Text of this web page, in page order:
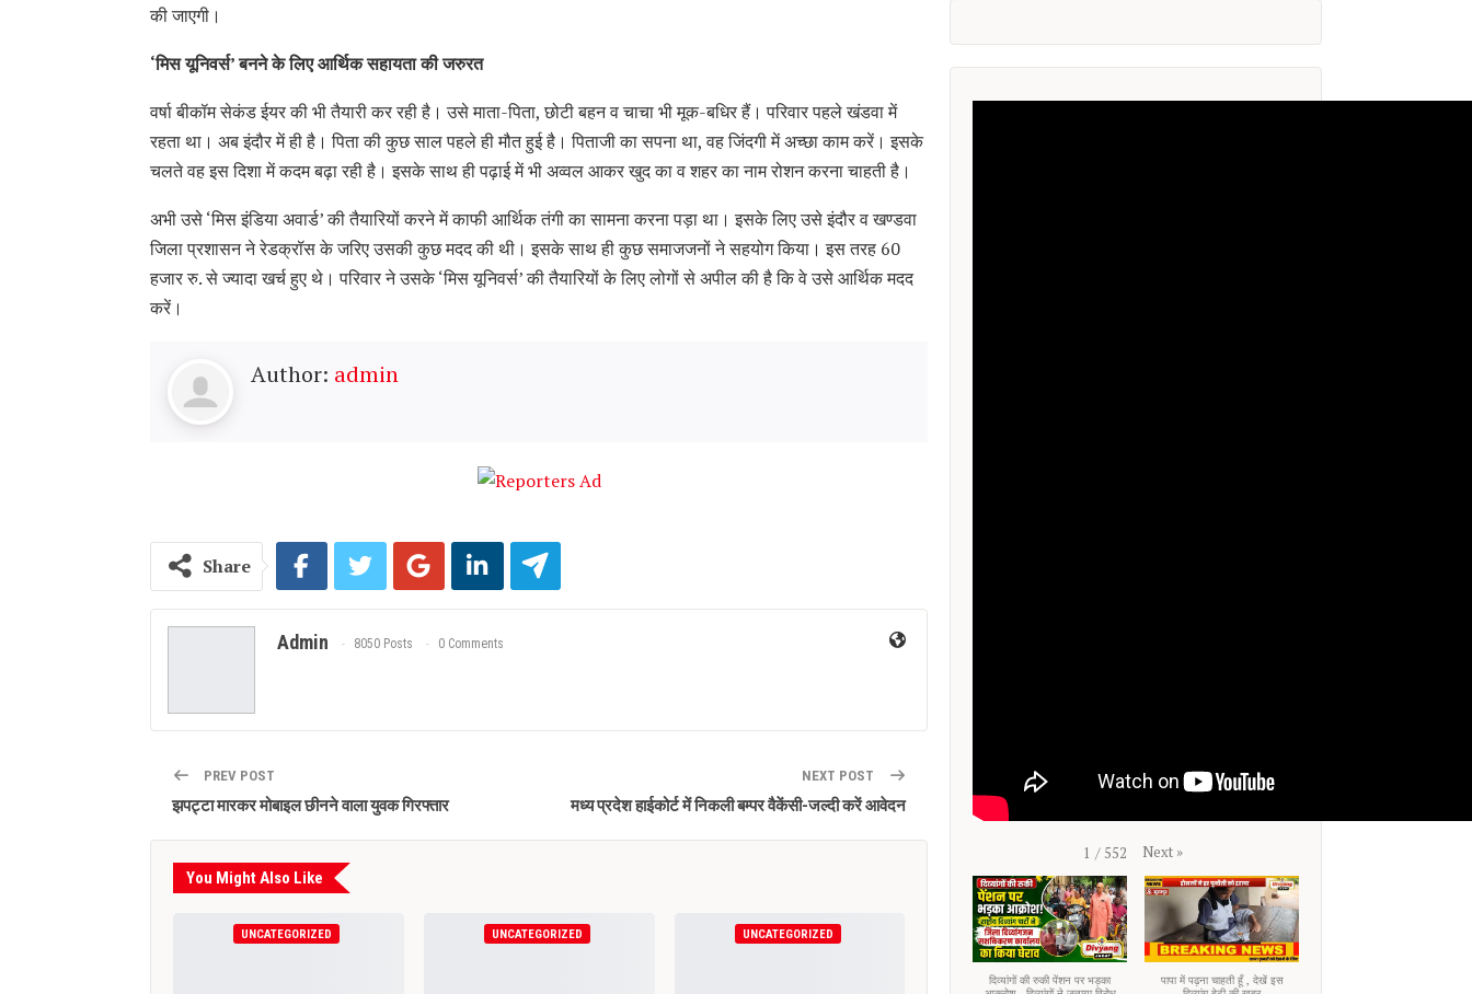
की जाएगी।
‘मिस यूनिवर्स’ बनने के लिए आर्थिक सहायता की जरुरत
वर्षा बीकॉम सेकंड ईयर की भी तैयारी कर रही है। उसे माता-पिता, छोटी बहन व चाचा भी मूक-बधिर हैं। परिवार पहले खंडवा में
रहता था। अब इंदौर में ही है। पिता की कुछ साल पहले ही मौत हुई है। पिताजी का सपना था, वह जिंदगी में अच्छा काम करें। इसके
चलते वह इस दिशा में कदम बढ़ा रही है। इसके साथ ही पढ़ाई में भी अव्वल आकर खुद का व शहर का नाम रोशन करना चाहती है।
अभी उसे ‘मिस इंडिया अवार्ड’ की तैयारियों करने में काफी आर्थिक तंगी का सामना करना पड़ा था। इसके लिए उसे इंदौर व खण्डवा
जिला प्रशासन ने रेडक्रॉस के जरिए उसकी कुछ मदद की थी। इसके साथ ही कुछ समाजजनों ने सहयोग किया। इस तरह 60
हजार रु. से ज्यादा खर्च हुए थे। परिवार ने उसके ‘मिस यूनिवर्स’ की तैयारियों के लिए लोगों से अपील की है कि वे उसे आर्थिक मदद
करें।
Author: admin
Share
Admin 8050 Posts 0 Comments
PREV POST
झपट्टा मारकर मोबाइल छीनने वाला युवक गिरफ्तार
NEXT POST
मध्य प्रदेश हाईकोर्ट में निकली बम्पर वैकेंसी-जल्दी करें आवेदन
You Might Also Like
UNCATEGORIZED UNCATEGORIZED UNCATEGORIZED
1 / 552 Next »
दिव्यांगों की रुकी पेंशन पर भड़का
पापा में पढ़ना चाहती हूँ , देखें इस